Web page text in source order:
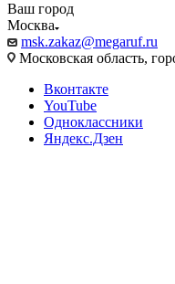
Ваш город
Москва
msk.zakaz@megaruf.ru
Московская область,
Вконтакте
YouTube
Одноклассники
Яндекс.Дзен